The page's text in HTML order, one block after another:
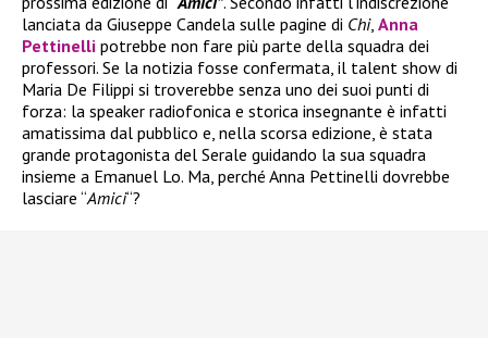
lanciata da Giuseppe Candela sulle pagine di Chi, Anna
Pettinelli potrebbe non fare più parte della squadra dei
professori. Se la notizia fosse confermata, il talent show di
Maria De Filippi si troverebbe senza uno dei suoi punti di
forza: la speaker radiofonica e storica insegnante è infatti
amatissima dal pubblico e, nella scorsa edizione, è stata
grande protagonista del Serale guidando la sua squadra
insieme a Emanuel Lo. Ma, perché Anna Pettinelli dovrebbe
lasciare “Amici“?